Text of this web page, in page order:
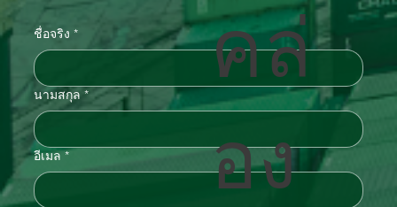
ชื่อจริง *
นามสกุล *
อีเมล *
คล่
อง